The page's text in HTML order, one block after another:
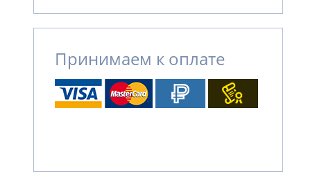
Принимаем к оплате